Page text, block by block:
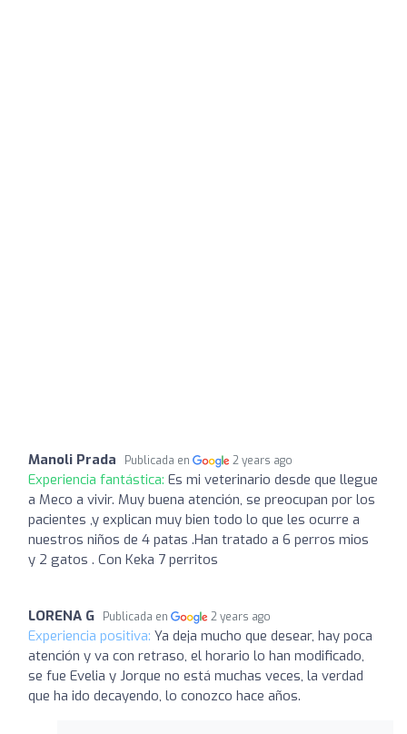
Manoli Prada Publicada en 2 years ago
Experiencia fantástica: Es mi veterinario desde que llegue
a Meco a vivir. Muy buena atención, se preocupan por los
pacientes ,y explican muy bien todo lo que les ocurre a
nuestros niños de 4 patas .Han tratado a 6 perros mios
y 2 gatos . Con Keka 7 perritos
LORENA G Publicada en 2 years ago
Experiencia positiva: Ya deja mucho que desear, hay poca
atención y va con retraso, el horario lo han modificado,
se fue Evelia y Jorque no está muchas veces, la verdad
que ha ido decayendo, lo conozco hace años.